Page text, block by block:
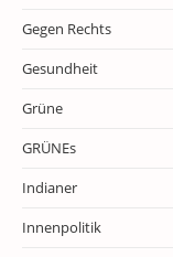
Gegen Rechts
Gesundheit
Grüne
GRÜNEs
Indianer
Innenpolitik